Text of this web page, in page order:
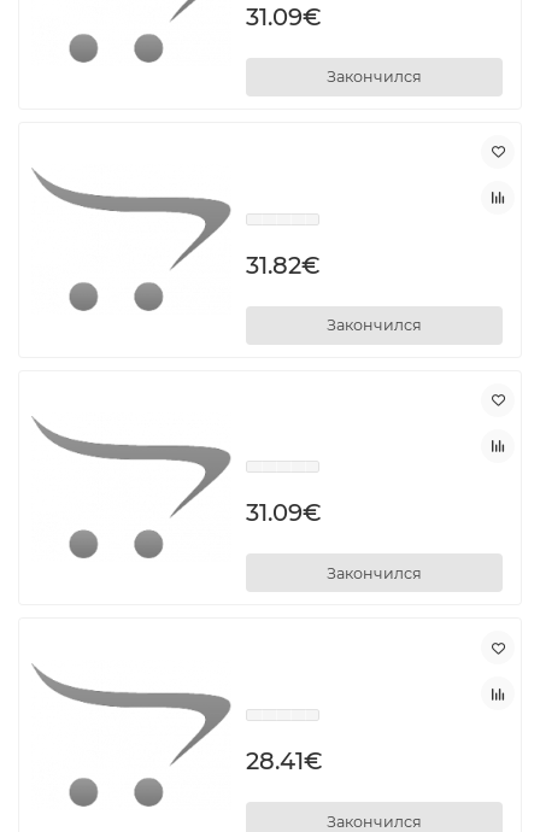
31.09€
Закончился
31.82€
Закончился
31.09€
Закончился
28.41€
Закончился